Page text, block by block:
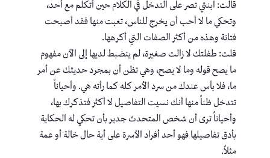
قالت: ابنتي تصر على التدخل في الكلام حين أتكلم مع أحد،
وتحكي ما لا أحب أن يخرج للناس، تعبت منها فقد أصبحت
فتانة وهذه من أكثر الصفات التي أكرهها.
قلت: طفلتك لا زالت صغيرة، لم ينضبط لديها إلى الآن مفهوم
ما يصح قوله وما لا يصح، وهي تظن أن بمجرد حديثك عن أمر
ما، فلا بأس عندك من سرد الأمر كله كما رأته هي. وأحياناً
تتدخل ظناً منها أنك نسيت التفاصيل لا أكثر فتذكرك بها،
وأحياناً ترى أن شخص المتحدث جدير بأن تحكي له الحكاية
بأدق تفاصيلها فهو أحد أفراد الأسرة على أية حال خالة أو عمة
مثلاً.